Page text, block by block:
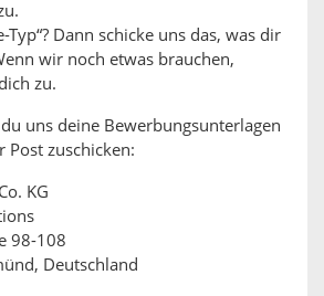
Typ“? Dann schicke uns das, was dir
wir noch etwas brauchen,
zu.
uns deine Bewerbungsunterlagen
Post zuschicken:
KG
98-108
Deutschland